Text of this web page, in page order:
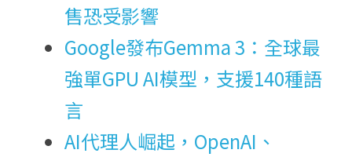
售恐受影響
Google發布Gemma 3：全球最
強單GPU AI模型，支援140種語
言
AI代理人崛起，OpenAI、